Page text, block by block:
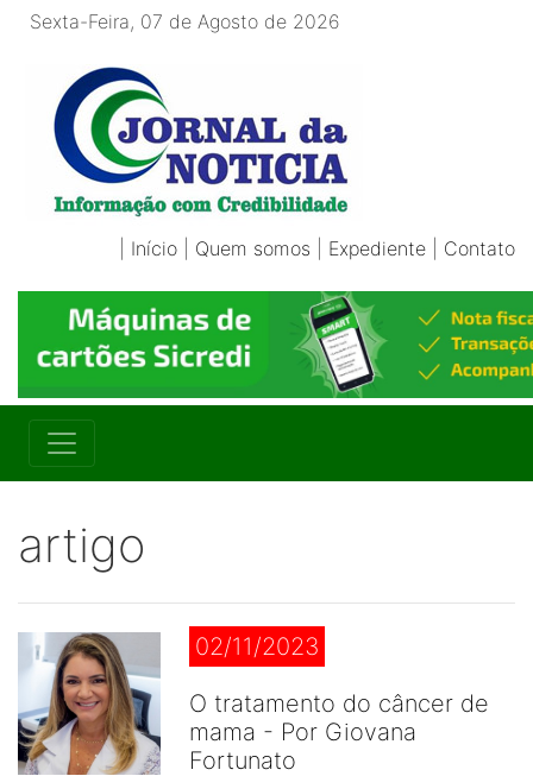
Sexta-Feira, 07 de Agosto de 2026
Início Quem somos Expediente Contato
artigo
02/11/2023
O tratamento do câncer de
mama - Por Giovana
Fortunato